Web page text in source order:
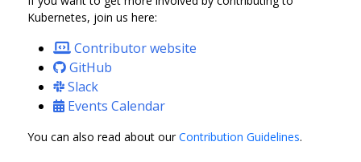
Kubernetes, join us here:
Contributor website
GitHub
Slack
Events Calendar
You can also read about ourContribution Guidelines.